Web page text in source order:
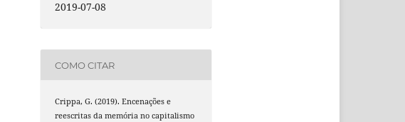
2019-07-08
COMO CITAR
Crippa, G. (2019). Encenações e
reescritas da memória no capitalismo